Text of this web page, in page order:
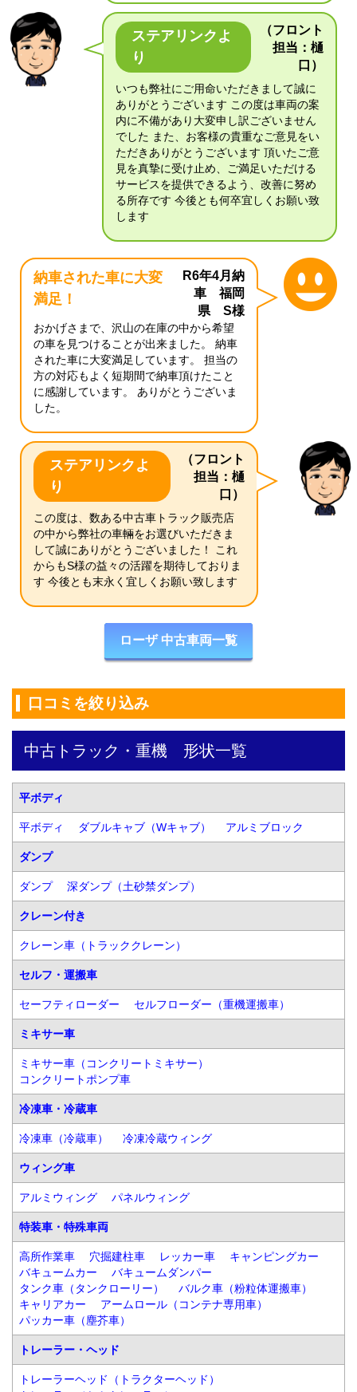
ステアリンクよ
り
（フロント
担当：樋
口）
いつも弊社にご用命いただきまして誠に
ありがとうございます この度は車両の案
内に不備があり大変申し訳ございません
でした また、お客様の貴重なご意見をい
ただきありがとうございます 頂いたご意
見を真摯に受け止め、ご満足いただける
サービスを提供できるよう、改善に努め
る所存です 今後とも何卒宜しくお願い致
します
納車された車に大変
満足！
R6年4月納
車 福岡
県 S様
おかげさまで、沢山の在庫の中から希望
の車を見つけることが出来ました。 納車
された車に大変満足しています。 担当の
方の対応もよく短期間で納車頂けたこと
に感謝しています。 ありがとうございま
した。
ステアリンクよ
り
（フロント
担当：樋
口）
この度は、数ある中古車トラック販売店
の中から弊社の車輛をお選びいただきま
して誠にありがとうございました！ これ
からもS様の益々の活躍を期待しておりま
す 今後とも末永く宜しくお願い致します
ローザ 中古車両一覧
口コミを絞り込み
中古トラック・重機　形状一覧
平ボディ
平ボディ ダブルキャブ（Wキャブ） アルミブロック
ダンプ
ダンプ 深ダンプ（土砂禁ダンプ）
クレーン付き
クレーン車（トラッククレーン）
セルフ・運搬車
セーフティローダー セルフローダー（重機運搬車）
ミキサー車
ミキサー車（コンクリートミキサー）
コンクリートポンプ車
冷凍車・冷蔵車
冷凍車（冷蔵車） 冷凍冷蔵ウィング
ウィング車
アルミウィング パネルウィング
特装車・特殊車両
高所作業車 穴掘建柱車 レッカー車
キャンピングカー
バキュームカー
バキュームダンパー
タンク車（タンクローリー）
バルク車（粉粒体運搬車）
キャリアカー
アームロール（コンテナ専用車）
パッカー車（塵芥車）
トレーラー・ヘッド
トレーラーヘッド（トラクターヘッド）